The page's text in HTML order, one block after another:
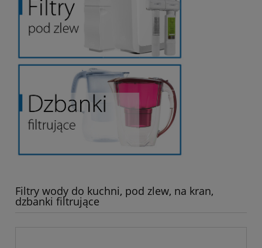
Filtry wody do kuchni, pod zlew, na kran,
dzbanki filtrujące